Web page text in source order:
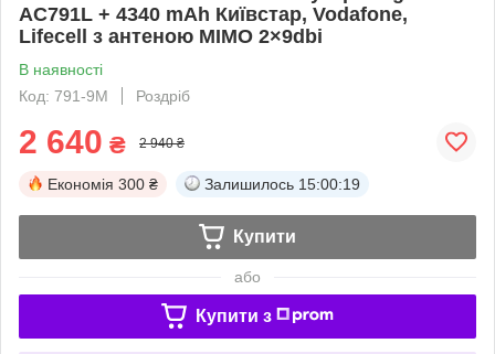
AC791L + 4340 mAh Київстар, Vodafone,
Lifecell з антеною MIMO 2×9dbi
В наявності
Код: 791-9M
Роздріб
2 640 ₴ 2 940 ₴
Економія 300 ₴ Залишилось 15:00:19
Купити
або
Купити з